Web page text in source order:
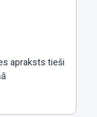
apraksts tieši